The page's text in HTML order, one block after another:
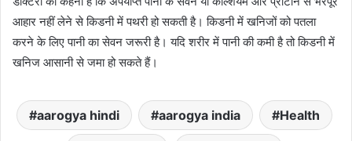
आहार नहीं लेने से किडनी में पथरी हो सकती है। किडनी में खनिजों को पतला
करने के लिए पानी का सेवन जरूरी है। यदि शरीर में पानी की कमी है तो किडनी में
खनिज आसानी से जमा हो सकते हैं।
aarogya hindi aarogya india Health